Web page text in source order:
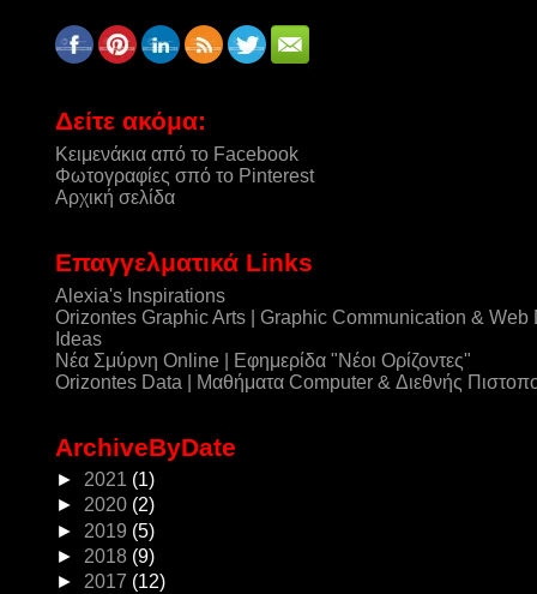
Δείτε ακόμα:
Κειμενάκια από το Facebook
Φωτογραφίες σπό το Pinterest
Αρχική σελίδα
Επαγγελματικά Links
Alexia's Inspirations
Orizontes Graphic Arts | Graphic Communication & Web
Ideas
Νέα Σμύρνη Online | Εφημερίδα "Νέοι Ορίζοντες"
Orizontes Data | Μαθήματα Computer & Διεθνής
ArchiveByDate
► 2021 (1)
► 2020 (2)
► 2019 (5)
► 2018 (9)
► 2017 (12)